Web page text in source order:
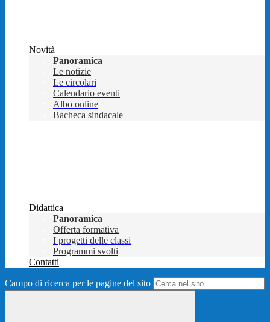
Novità
Panoramica
Le notizie
Le circolari
Calendario eventi
Albo online
Bacheca sindacale
Didattica
Panoramica
Offerta formativa
I progetti delle classi
Programmi svolti
Contatti
Campo di ricerca per le pagine del sito